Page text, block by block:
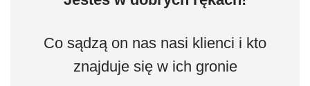
Co sądzą on nas nasi klienci i kto
znajduje się w ich gronie